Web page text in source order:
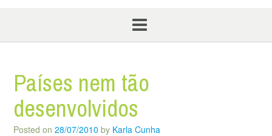
Países nem tão
desenvolvidos
Posted on 28/07/2010 by Karla Cunha